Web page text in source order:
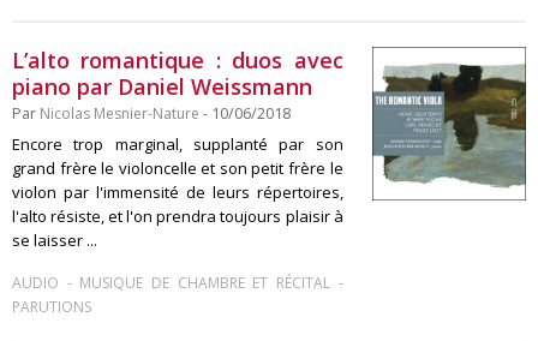
L’alto romantique : duos avec
piano par Daniel Weissmann
Par Nicolas Mesnier-Nature - 10/06/2018
Encore trop marginal, supplanté par son
grand frère le violoncelle et son petit frère le
violon par l'immensité de leurs répertoires,
l'alto résiste, et l'on prendra toujours plaisir à
se laisser ...
AUDIO - MUSIQUE DE CHAMBRE ET RÉCITAL-
PARUTIONS